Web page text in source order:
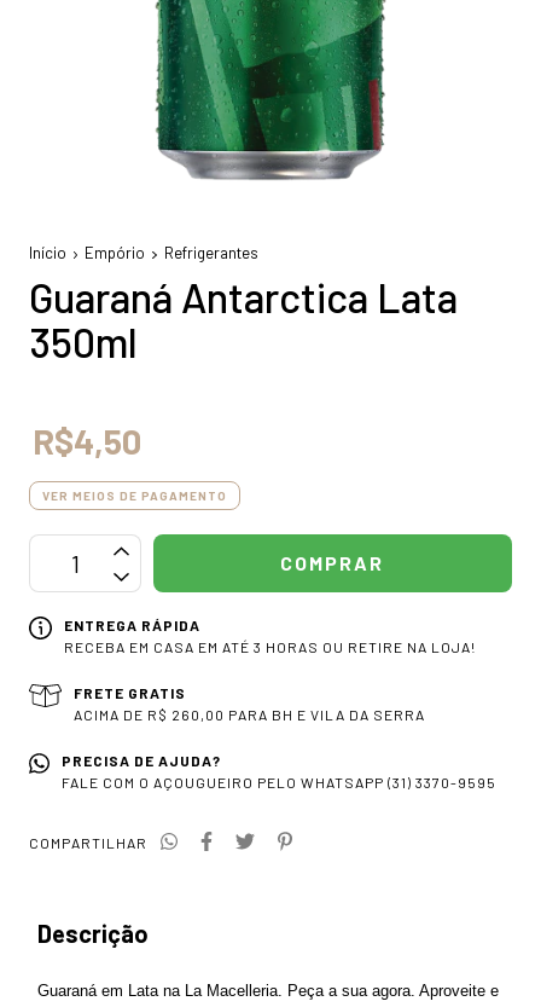
Início Empório Refrigerantes
Guaraná Antarctica Lata
350ml
R$4,50
VER MEIOS DE PAGAMENTO
ENTREGA RÁPIDA
RECEBA EM CASA EM ATÉ 3 HORAS OU RETIRE NA LOJA!
FRETE GRATIS
ACIMA DE R$ 260,00 PARA BH E VILA DA SERRA
PRECISA DE AJUDA?
FALE COM O AÇOUGUEIRO PELO WHATSAPP (31) 3370-9595
COMPARTILHAR
Descrição
Guaraná em Lata na La Macelleria. Peça a sua agora. Aproveite e